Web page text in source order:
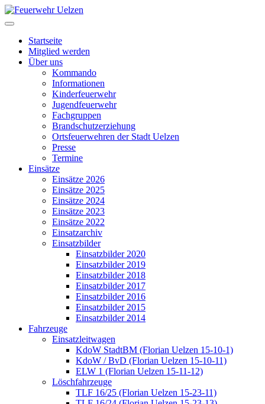
Startseite
Mitglied werden
Über uns
Kommando
Informationen
Kinderfeuerwehr
Jugendfeuerwehr
Fachgruppen
Brandschutzerziehung
Ortsfeuerwehren der Stadt Uelzen
Presse
Termine
Einsätze
Einsätze 2026
Einsätze 2025
Einsätze 2024
Einsätze 2023
Einsätze 2022
Einsatzarchiv
Einsatzbilder
Einsatzbilder 2020
Einsatzbilder 2019
Einsatzbilder 2018
Einsatzbilder 2017
Einsatzbilder 2016
Einsatzbilder 2015
Einsatzbilder 2014
Fahrzeuge
Einsatzleitwagen
KdoW StadtBM (Florian Uelzen 15-10-1)
KdoW / BvD (Florian Uelzen 15-10-11)
ELW 1 (Florian Uelzen 15-11-12)
Löschfahrzeuge
TLF 16/25 (Florian Uelzen 15-23-11)